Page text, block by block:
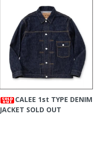
CALEE 1st TYPE DENIM
JACKET SOLD OUT